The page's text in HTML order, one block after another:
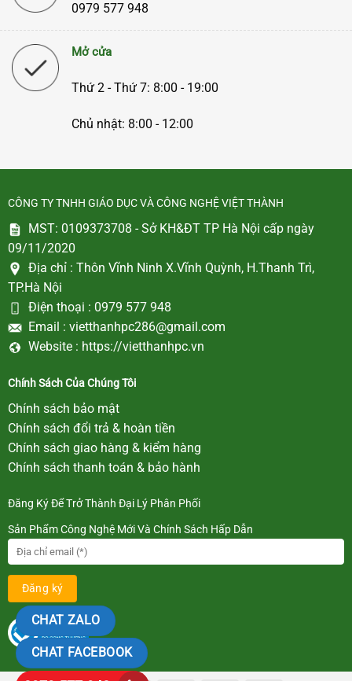
0979 577 948
Mở cửa
Thứ 2 - Thứ 7: 8:00 - 19:00
Chủ nhật: 8:00 - 12:00
CÔNG TY TNHH GIÁO DỤC VÀ CÔNG NGHỆ VIỆT THÀNH
MST: 0109373708 - Sở KH&ĐT TP Hà Nội cấp ngày
09/11/2020
Địa chỉ : Thôn Vĩnh Ninh X.Vĩnh Quỳnh, H.Thanh Trì,
TP.Hà Nội
Điện thoại : 0979 577 948
Email : vietthanhpc286@gmail.com
Website : https://vietthanhpc.vn
Chính Sách Của Chúng Tôi
Chính sách bảo mật
Chính sách đổi trả & hoàn tiền
Chính sách giao hàng & kiểm hàng
Chính sách thanh toán & bảo hành
Đăng Ký Để Trở Thành Đại Lý Phân Phối
Sản Phẩm Công Nghệ Mới Và Chính Sách Hấp Dẫn
CHAT ZALO
CHAT FACEBOOK